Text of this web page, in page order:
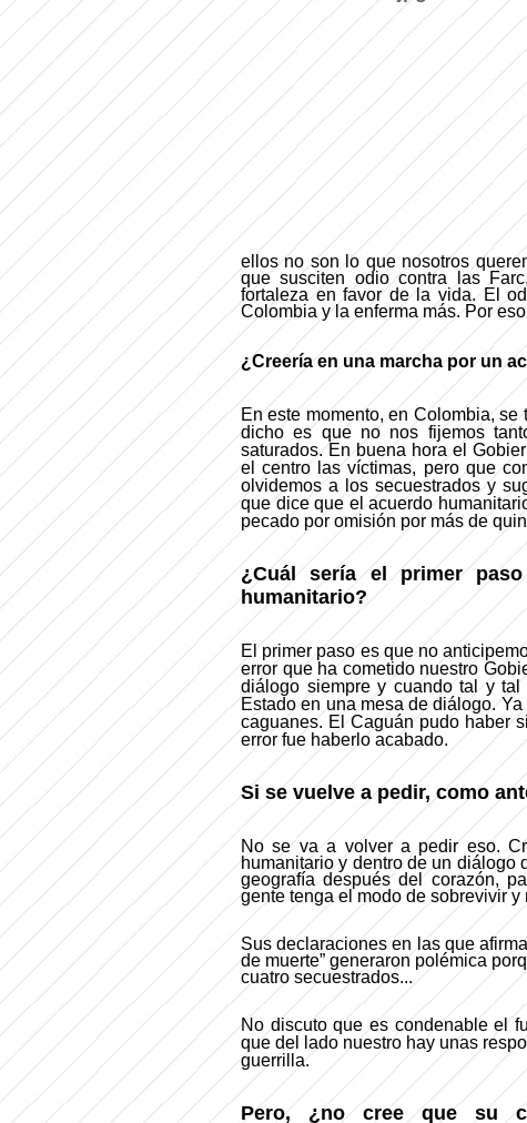
ellos no son lo que nosotros
que susciten odio contra las
fortaleza en favor de la vida. El
Colombia y la enferma más. Por
¿Creería en una marcha por un
En este momento, en Colombia,
dicho es que no nos fijemos
saturados. En buena hora el
el centro las víctimas, pero que
olvidemos a los secuestrados y
que dice que el acuerdo
pecado por omisión por más de
¿Cuál sería el primer
humanitario?
El primer paso es que no
error que ha cometido nuestro
diálogo siempre y cuando tal y tal
Estado en una mesa de diálogo.
caguanes. El Caguán pudo haber
error fue haberlo acabado.
Si se vuelve a pedir, como
No se va a volver a pedir eso.
humanitario y dentro de un diálogo
geografía después del corazón,
gente tenga el modo de sobrevivir
Sus declaraciones en las que
de muerte” generaron polémica
cuatro secuestrados...
No discuto que es condenable el
que del lado nuestro hay unas
guerrilla.
Pero, ¿no cree que su